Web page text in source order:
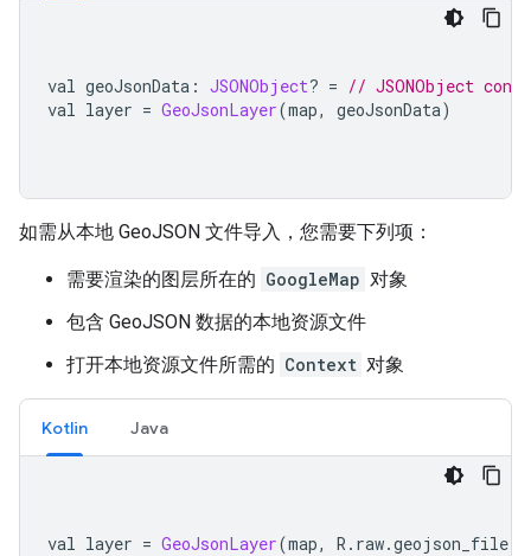
val geoJsonData : JSONObject? = // JSONObject
val layer = GeoJsonLayer(map, geoJsonData)
如需从本地 GeoJSON 文件导入，您需要下列项：
需要渲染的图层所在的 GoogleMap 对象
包含 GeoJSON 数据的本地资源文件
打开本地资源文件所需的 Context 对象
Kotlin Java
val layer = GeoJsonLayer(map, R . raw.geojson_file